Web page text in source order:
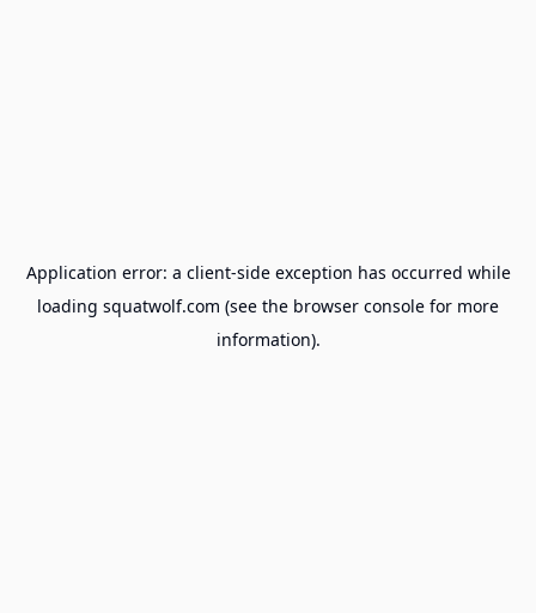
Application error: a client-side exception has occurred while
loading squatwolf.com (see the browser console for more
information).